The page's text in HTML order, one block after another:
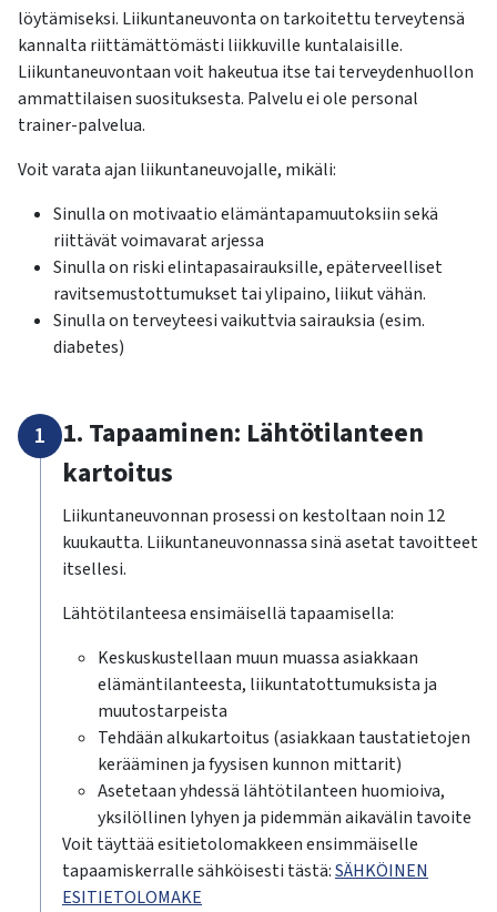
kosketus-
ja
pyyhkäisyliikkeitä.
löytämiseksi. Liikuntaneuvonta on tarkoitettu terveytensä
kannalta riittämättömästi liikkuville kuntalaisille.
Liikuntaneuvontaan voit hakeutua itse tai terveydenhuollon
ammattilaisen suosituksesta. Palvelu ei ole personal
trainer-palvelua.
Voit varata ajan liikuntaneuvojalle, mikäli:
Sinulla on motivaatio elämäntapamuutoksiin sekä
riittävät voimavarat arjessa
Sinulla on riski elintapasairauksille, epäterveelliset
ravitsemustottumukset tai ylipaino, liikut vähän.
Sinulla on terveyteesi vaikuttvia sairauksia (esim.
diabetes)
1
1. Tapaaminen: Lähtötilanteen
kartoitus
Liikuntaneuvonnan prosessi on kestoltaan noin 12
kuukautta. Liikuntaneuvonnassa sinä asetat tavoitteet
itsellesi.
Lähtötilanteesa ensimäisellä tapaamisella:
Keskuskustellaan muun muassa asiakkaan
elämäntilanteesta, liikuntatottumuksista ja
muutostarpeista
Tehdään alkukartoitus (asiakkaan taustatietojen
kerääminen ja fyysisen kunnon mittarit)
Asetetaan yhdessä lähtötilanteen huomioiva,
yksilöllinen lyhyen ja pidemmän aikavälin tavoite
Voit täyttää esitietolomakkeen ensimmäiselle
tapaamiskerralle sähköisesti tästä:SÄHKÖINEN
ESITIETOLOMAKE